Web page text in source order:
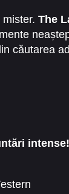
The
căutarea
intense!